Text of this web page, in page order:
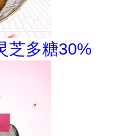
芝多糖30%